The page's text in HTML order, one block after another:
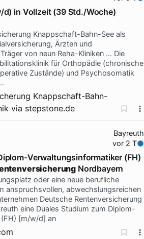
in Vollzeit (39 Std./Woche)
Knappschaft-Bahn-See als
Ärzten und
von neun Reha-Kliniken … Die
für Orthopädie (chronische
Zustände) und Psychosomatik
Knappschaft-Bahn-
via stepstone.de
Bayreuth
vor 2 T
Verwaltungsinformatiker (FH)
Nordbayern
oder eine neue berufliche
anspruchsvollen, abwechslungsreichen
Deutsche Rentenversicherung
eine Duales Studium zum Diplom-
[m/w/d] an